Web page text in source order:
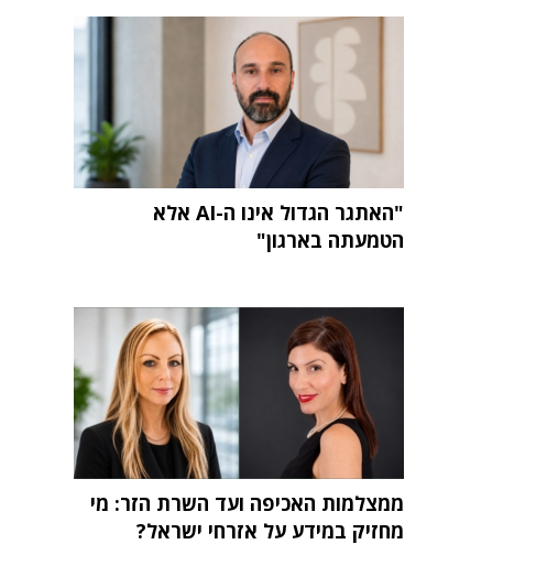
"האתגר הגדול אינו ה-AI אלא
הטמעתה בארגון"
ממצלמות האכיפה ועד השרת הזר: מי
מחזיק במידע על אזרחי ישראל?